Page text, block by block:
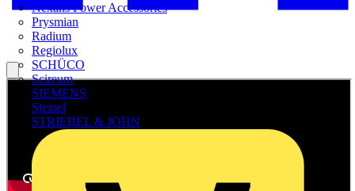
Nexans Power Accessories
Prysmian
Radium
Regiolux
SCHÜCO
Scireum
SIEMENS
Steinel
STRIEBEL & JOHN